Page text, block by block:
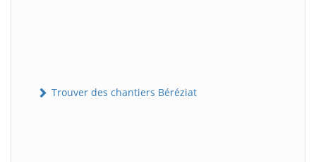
Trouver des chantiers Béréziat